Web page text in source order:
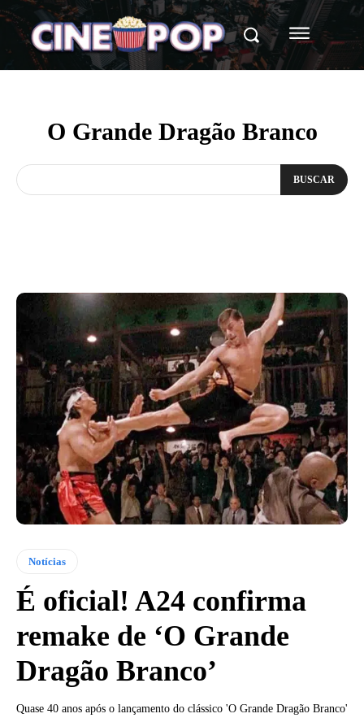
O Grande Dragão Branco
BUSCAR
Notícias
É oficial! A24 confirma
remake de ‘O Grande
Dragão Branco’
Quase 40 anos após o lançamento do clássico 'O Grande Dragão Branco'